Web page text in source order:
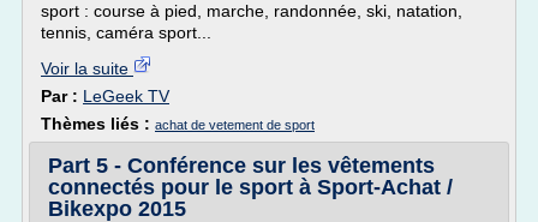
sport : course à pied, marche, randonnée, ski, natation,
tennis, caméra sport...
Voir la suite
Par : LeGeek TV
Thèmes liés : achat de vetement de sport
Part 5 - Conférence sur les vêtements
connectés pour le sport à Sport-Achat /
Bikexpo 2015